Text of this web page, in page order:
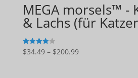
MEGA morsels™ -
& Lachs (für
4
von 5
$34.49 – $200.99Preisspanne: